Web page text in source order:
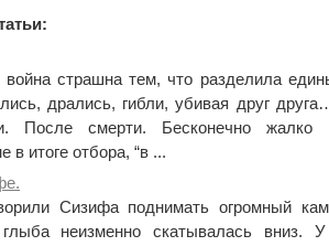
война страшна тем, что разделила
дрались, гибли, убивая друг
После смерти. Бесконечно
в итоге отбора, “в ...
Сизифа поднимать огромный
неизменно скатывалась вниз.